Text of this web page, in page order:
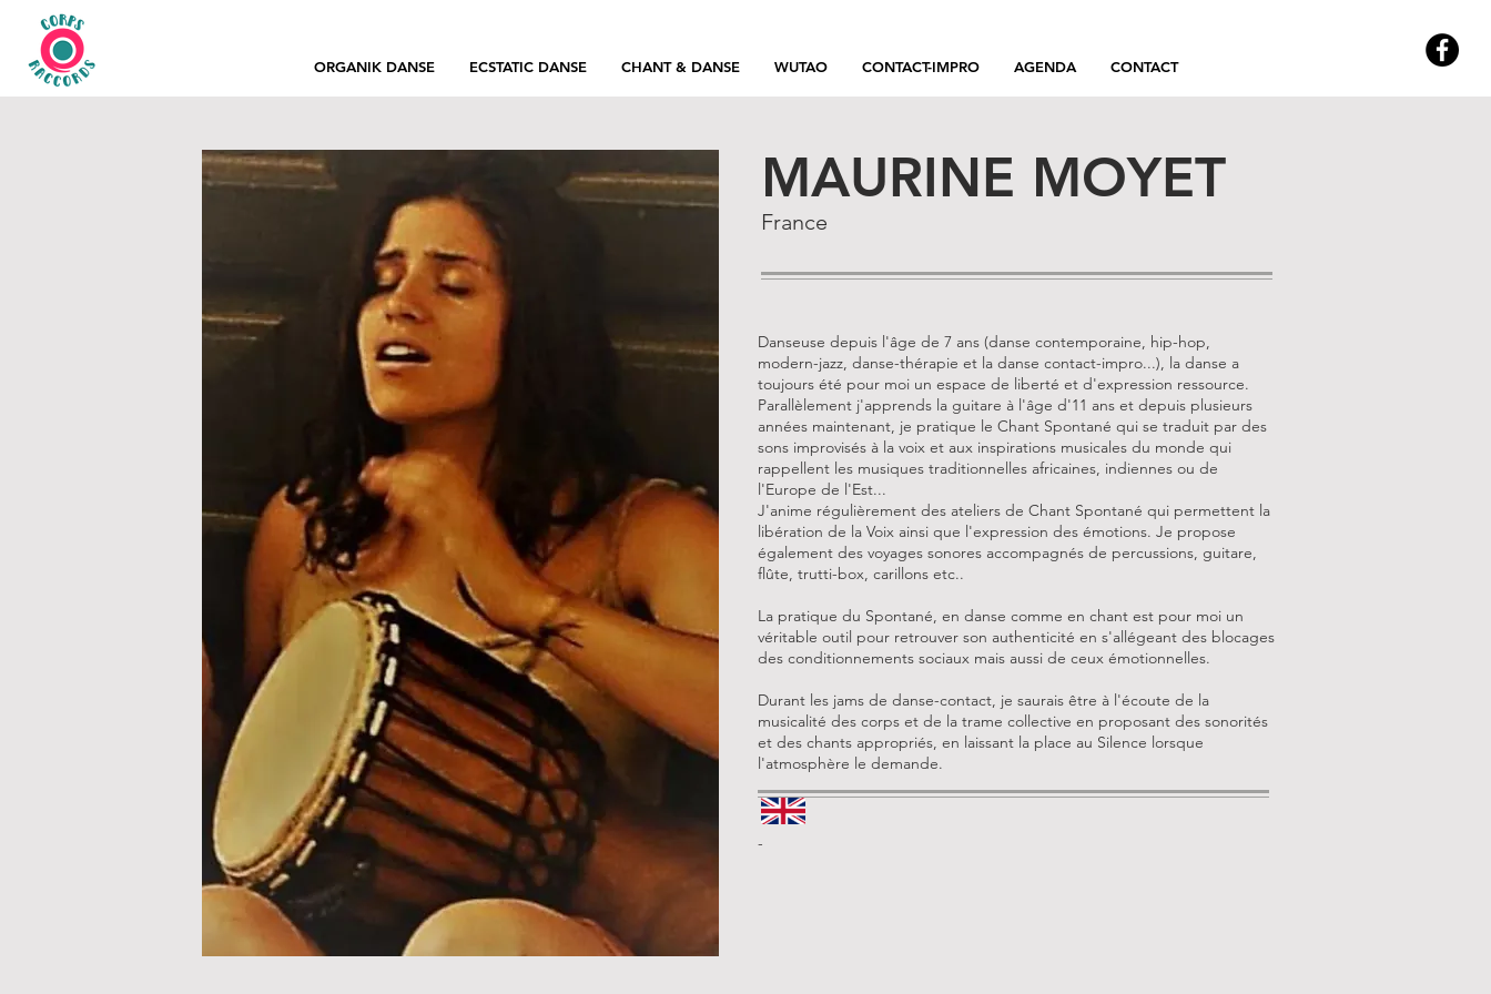
ORGANIK DANSE ECSTATIC DANSE CHANT & DANSE WUTAO CONTACT-IMPRO AGENDA CONTACT
MAURINE MOYET
France
Danseuse depuis l'âge de 7 ans (danse contemporaine, hip-hop,
modern-jazz, danse-thérapie et la danse contact-impro...), la danse a
toujours été pour moi un espace de liberté et d'expression ressource.
Parallèlement j'apprends la guitare à l'âge d'11 ans et depuis plusieurs
années maintenant, je pratique le Chant Spontané qui se traduit par des
sons improvisés à la voix et aux inspirations musicales du monde qui
rappellent les musiques traditionnelles africaines, indiennes ou de
l'Europe de l'Est...
J'anime régulièrement des ateliers de Chant Spontané qui permettent la
libération de la Voix ainsi que l'expression des émotions. Je propose
également des voyages sonores accompagnés de percussions, guitare,
flûte, trutti-box, carillons etc..
La pratique du Spontané, en danse comme en chant est pour moi un
véritable outil pour retrouver son authenticité en s'allégeant des blocages
des conditionnements sociaux mais aussi de ceux émotionnelles.
Durant les jams de danse-contact, je saurais être à l'écoute de la
musicalité des corps et de la trame collective en proposant des sonorités
et des chants appropriés, en laissant la place au Silence lorsque
l'atmosphère le demande.
-